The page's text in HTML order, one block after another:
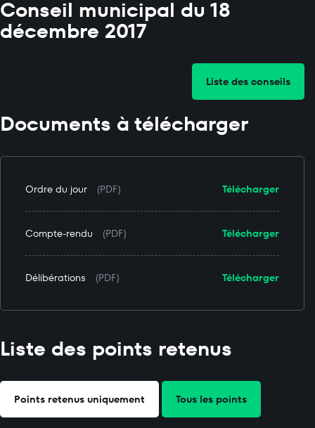
Conseil municipal du 18
décembre 2017
Liste des conseils
Documents à télécharger
Télécharger
Ordre du jour (PDF)
Télécharger
Compte-rendu (PDF)
Télécharger
Délibérations (PDF)
Liste des points retenus
Points retenus uniquement Tous les points